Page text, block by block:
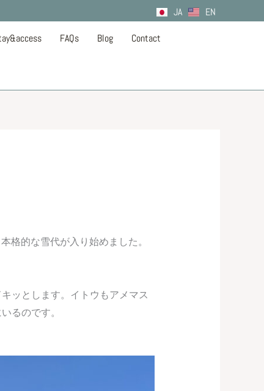
JA EN
FAQs Blog Contact
格的な雪代が入り始めました。
ッとします。イトウもアメマス
るのです。